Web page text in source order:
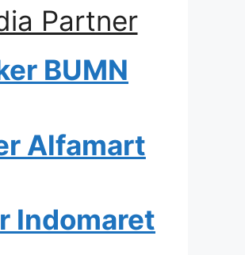
Partner
BUMN
Alfamart
Indomaret